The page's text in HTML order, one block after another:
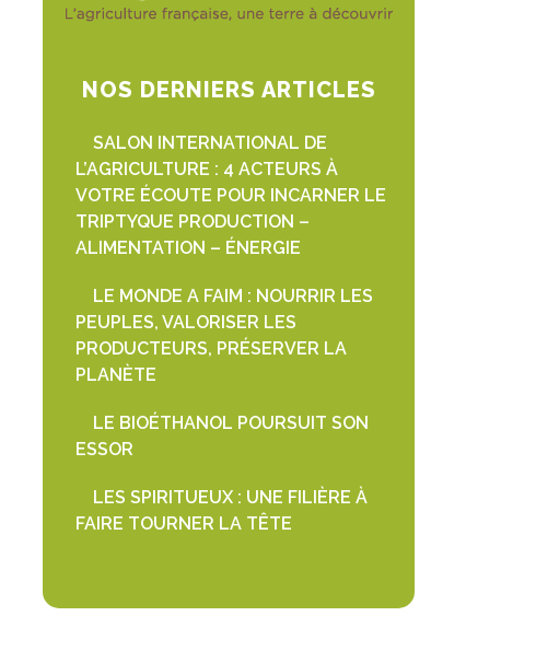
NOS DERNIERS ARTICLES
SALON INTERNATIONAL DE
L’AGRICULTURE : 4 ACTEURS À
VOTRE ÉCOUTE POUR INCARNER LE
TRIPTYQUE PRODUCTION –
ALIMENTATION – ÉNERGIE
LE MONDE A FAIM : NOURRIR LES
PEUPLES, VALORISER LES
PRODUCTEURS, PRÉSERVER LA
PLANÈTE
LE BIOÉTHANOL POURSUIT SON
ESSOR
LES SPIRITUEUX : UNE FILIÈRE À
FAIRE TOURNER LA TÊTE